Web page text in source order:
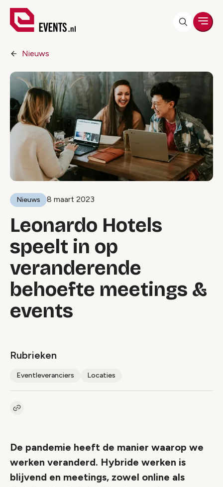
Nieuws
Nieuws 8 maart 2023
Leonardo Hotels
speelt in op
veranderende
behoefte meetings &
events
Rubrieken
Eventleveranciers Locaties
Kopieer link naar artikel
De pandemie heeft de manier waarop we
werken veranderd. Hybride werken is
blijvend en meetings, zowel online als